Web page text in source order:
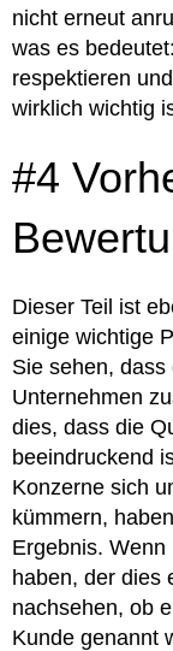
nicht erneut
was es
respektieren
wirklich wichtig
#4
Dieser Teil ist
einige wichtige
Sie sehen,
Unternehmen
dies, dass die
beeindruckend
Konzerne sich
kümmern,
Ergebnis.
haben, der dies
nachsehen, ob
Kunde genannt